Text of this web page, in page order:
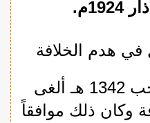
هدم الخلافة
ملاحظة: في 27 رجب 1342 هـ ألغى
وكان ذلك موافقاً